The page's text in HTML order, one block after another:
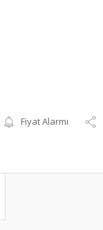
Fiyat Alarmı